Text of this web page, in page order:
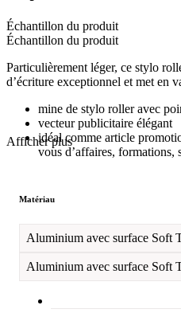
Échantillon du produit
Échantillon du produit
Particulièrement léger, ce stylo
d’écriture exceptionnel et met en
mine de stylo roller avec
vecteur publicitaire élégant
idéal comme article
vous d’affaires, formations,
Afficher plus
Matériau
Aluminium avec surface Soft
Aluminium avec surface Soft